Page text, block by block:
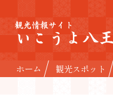
観光情報サイト
いこうよ八
ホーム 観光スポット